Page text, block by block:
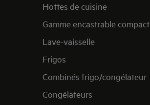
Hottes de cuisine
Gamme encastrable compact
Lave-vaisselle
Frigos
Combinés frigo/congélateur
Congélateurs